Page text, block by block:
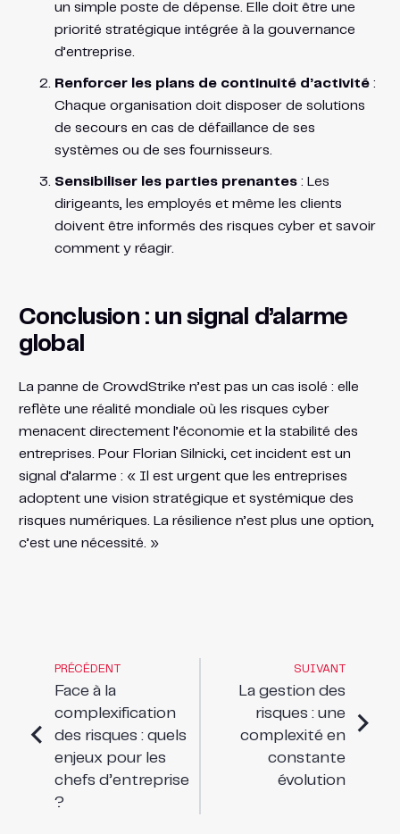
un simple poste de dépense. Elle doit être une
priorité stratégique intégrée à la gouvernance
d’entreprise.
Renforcer les plans de continuité d’activité:
Chaque organisation doit disposer de solutions
de secours en cas de défaillance de ses
systèmes ou de ses fournisseurs.
Sensibiliser les parties prenantes: Les
dirigeants, les employés et même les clients
doivent être informés des risques cyber et savoir
comment y réagir.
Conclusion : un signal d’alarme
global
La panne de CrowdStrike n’est pas un cas isolé : elle
reflète une réalité mondiale où les risques cyber
menacent directement l’économie et la stabilité des
entreprises. Pour Florian Silnicki, cet incident est un
signal d’alarme : « Il est urgent que les entreprises
adoptent une vision stratégique et systémique des
risques numériques. La résilience n’est plus une option,
c’est une nécessité. »
PRÉCÉDENT
Face à la
complexification
des risques : quels
enjeux pour les
chefs d’entreprise
?
SUIVANT
La gestion des
risques : une
complexité en
constante
évolution